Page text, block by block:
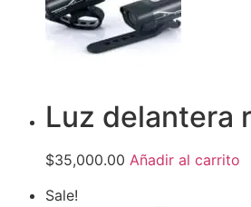
Luz delantera
$35,000.00 Añadir al carrito
Sale!